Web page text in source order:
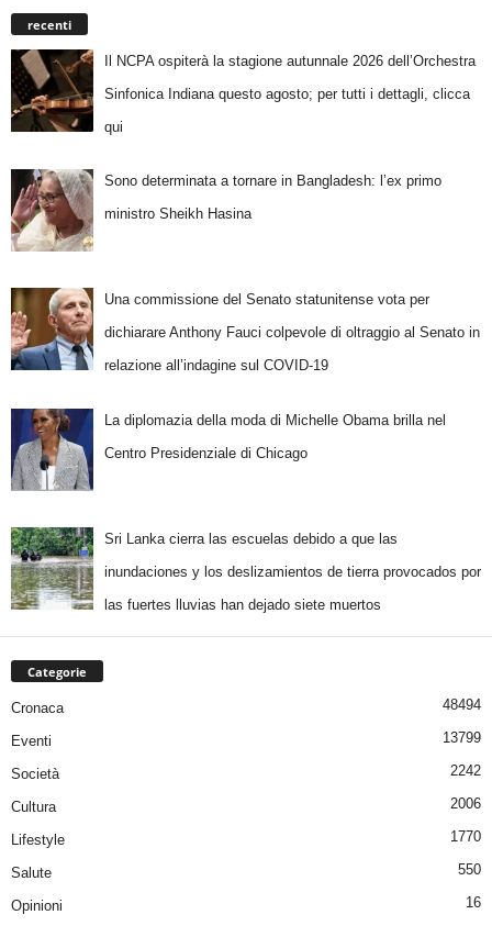
recenti
Il NCPA ospiterà la stagione autunnale 2026 dell’Orchestra
Sinfonica Indiana questo agosto; per tutti i dettagli, clicca
qui
Sono determinata a tornare in Bangladesh: l’ex primo
ministro Sheikh Hasina
Una commissione del Senato statunitense vota per
dichiarare Anthony Fauci colpevole di oltraggio al Senato in
relazione all’indagine sul COVID-19
La diplomazia della moda di Michelle Obama brilla nel
Centro Presidenziale di Chicago
Sri Lanka cierra las escuelas debido a que las
inundaciones y los deslizamientos de tierra provocados por
las fuertes lluvias han dejado siete muertos
Categorie
Cronaca 48494
Eventi 13799
Società 2242
Cultura 2006
Lifestyle 1770
Salute 550
Opinioni 16